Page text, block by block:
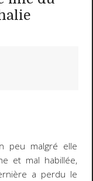
peu malgré elle
et mal habillée,
a perdu le